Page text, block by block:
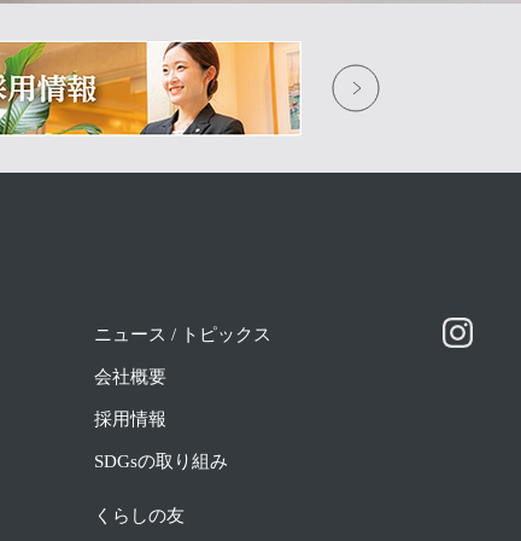
ニュース / トピックス
会社概要
採用情報
SDGsの取り組み
くらしの友